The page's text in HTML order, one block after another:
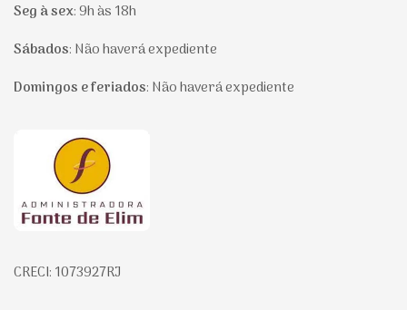
Seg à sex:9h às 18h
Sábados: Não haverá expediente
Domingos e feriados: Não haverá expediente
Página inicial
CRECI: 1073927RJ